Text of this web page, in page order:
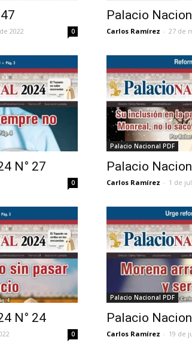
2022 0
Palacio
Carlos Ramírez - 27 de
N° 27
0
Palacio Nacional PDF
Palacio
Carlos Ramírez - 1 de
N° 24
0
Palacio Nacional PDF
Palacio
Carlos Ramírez - 19 de